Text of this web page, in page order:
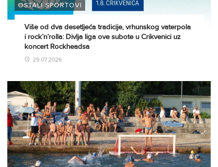
OSTALI SPORTOVI
Više od dva desetljeća tradicije, vrhunskog vaterpola
i rock’n’rolla: Divlja liga ove subote u Crikvenici uz
koncert Rockheadsa
29.07.2026